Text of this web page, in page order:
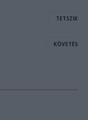
TETSZIK
KÖVETÉS